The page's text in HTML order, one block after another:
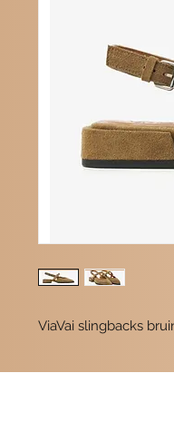
ViaVai slingbacks